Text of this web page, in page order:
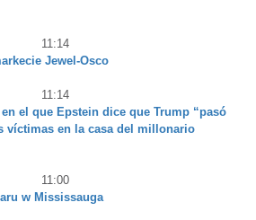
11:14
Jewel-Osco
11:14
el que Epstein dice que Trump “pasó
víctimas en la casa del millonario
11:00
w Mississauga